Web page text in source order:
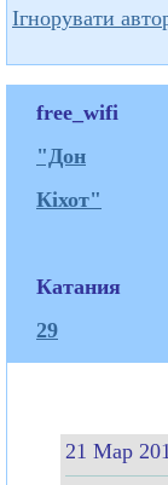
Ігнорувати
free_wifi
"Дон
Кіхот"
Катания
29
21 Мар